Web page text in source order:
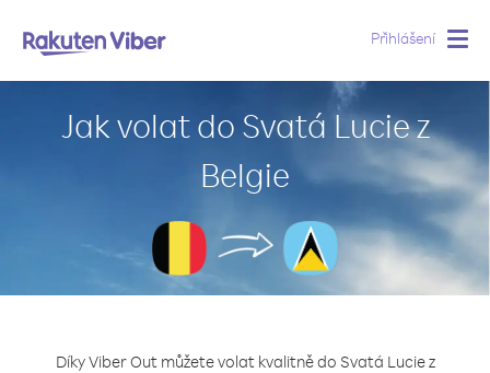
Přihlášení
Jak volat do Svatá Lucie z
Belgie
Díky Viber Out můžete volat kvalitně do Svatá Lucie z